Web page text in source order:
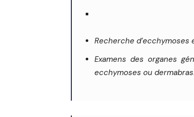
Recherche d’ecchymoses
Examens des organes
ecchymoses ou